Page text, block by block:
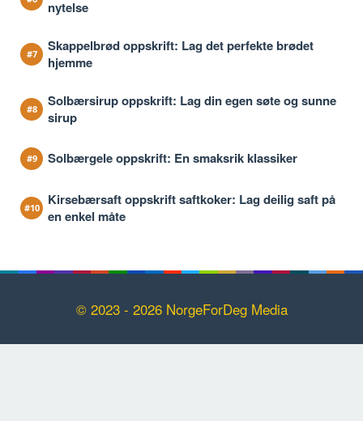
nytelse
Skappelbrød oppskrift: Lag det perfekte brødet
hjemme
Solbærsirup oppskrift: Lag din egen søte og sunne
sirup
Solbærgele oppskrift: En smaksrik klassiker
Kirsebærsaft oppskrift saftkoker: Lag deilig saft på
en enkel måte
© 2023 - 2026 NorgeForDeg Media